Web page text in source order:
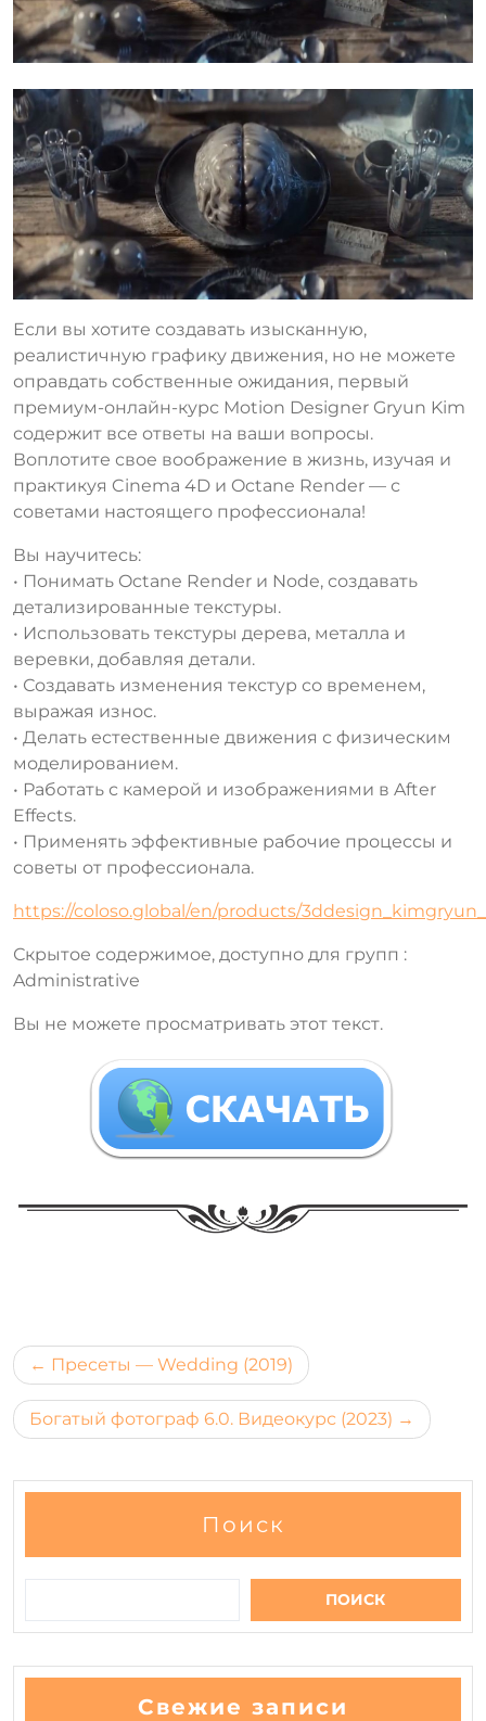
Если вы хотите создавать изысканную,
реалистичную графику движения, но не можете
оправдать собственные ожидания, первый
премиум-онлайн-курс Motion Designer Gryun Kim
содержит все ответы на ваши вопросы.
Воплотите свое воображение в жизнь, изучая и
практикуя Cinema 4D и Octane Render — с
советами настоящего профессионала!
Вы научитесь:
• Понимать Octane Render и Node, создавать
детализированные текстуры.
• Использовать текстуры дерева, металла и
веревки, добавляя детали.
• Создавать изменения текстур со временем,
выражая износ.
• Делать естественные движения с физическим
моделированием.
• Работать с камерой и изображениями в After
Effects.
• Применять эффективные рабочие процессы и
советы от профессионала.
https://coloso.global/en/products/
Скрытое содержимое, доступно для групп :
Administrative
Вы не можете просматривать этот текст.
Навигация
по
записям
Пресеты — Wedding (2019)
Богатый фотограф 6.0. Видеокурс (2023)
Поиск
ПОИСК
Свежие записи